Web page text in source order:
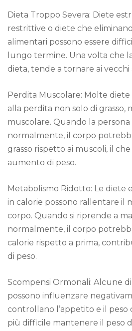
Dieta Troppo Severa: Diete
restrittive o diete che
alimentari possono essere
lungo termine. Una volta che
dieta, tende a tornare ai vecchi
Perdita Muscolare: Molte
alla perdita non solo di grasso,
muscolare. Quando la
normalmente, il corpo
grasso rispetto ai muscoli, il
aumento di peso.
Metabolismo Ridotto: Le diete
in calorie possono rallentare il
corpo. Quando si riprende a
normalmente, il corpo
calorie rispetto a prima,
di peso.
Scompensi Ormonali: Alcune
possono influenzare
controllano l’appetito e il
più difficile mantenere il peso